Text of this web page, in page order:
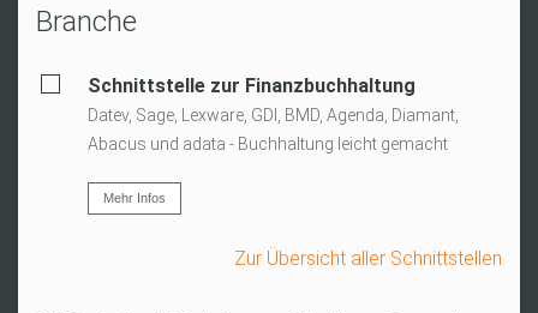
Branche
Schnittstelle zur Finanzbuchhaltung
Datev, Sage, Lexware, GDI, BMD, Agenda, Diamant,
Abacus und adata - Buchhaltung leicht gemacht
Mehr Infos
Zur Übersicht aller Schnittstellen